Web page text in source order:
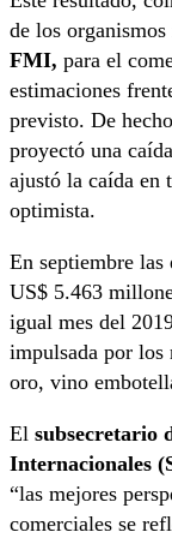
de los
FMI, para el
estimaciones
previsto. De
proyectó una
ajustó la caída en
optimista.
En septiembre las
US$ 5.463
igual mes del
impulsada por los
oro, vino
El subsecretario
Internacionales
“las mejores
comerciales se